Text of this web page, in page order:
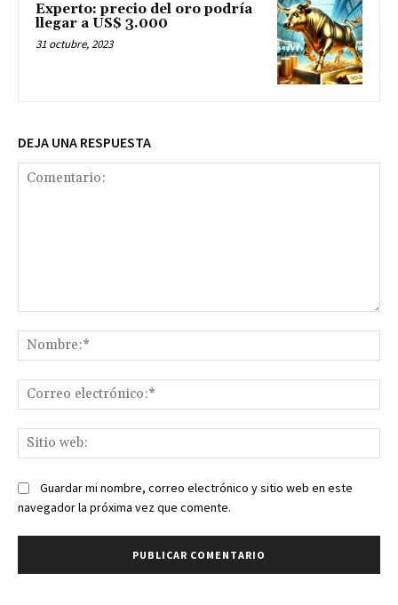
Experto: precio del oro podría
llegar a US$ 3.000
31 octubre, 2023
DEJA UNA RESPUESTA
Guardar mi nombre, correo electrónico y sitio web en este
navegador la próxima vez que comente.